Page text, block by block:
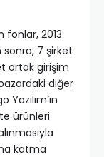
2013
sonra, 7 şirket
ortak girişim
pazardaki diğer
ürünleri
katma